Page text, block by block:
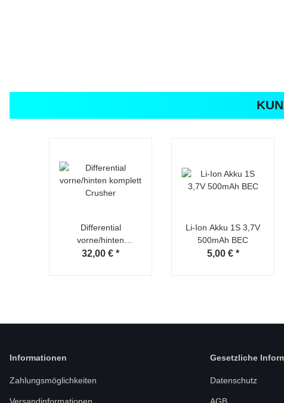
Differential
vorne/hinten
komplett Crusher
32,00 €*
Li-Ion Akku 1S 3,7V
500mAh BEC
5,00 € *
Informationen
Zahlungsmöglichkeiten
Gesetzliche
Datenschutz